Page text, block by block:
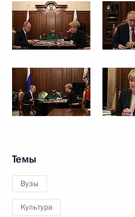
Темы
Вузы
Культура